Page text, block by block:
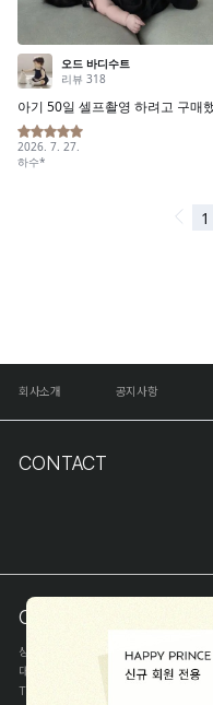
회사소개 공지사항
CONTACT
COMPANY INFO
상호
(주)해피프린스
대표
이화진
TEL